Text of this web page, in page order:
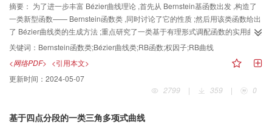
摘要： 为了进一步丰富 Bézier曲线理论 ,首先从 Bernstein基函数出发 ,构造了
一类新型函数—— Bernstein函数类 ,同时讨论了它的性质 ;然后用该类函数给出
了 Bézier曲线类的生成方法 ;重点研究了一类基于有理形式调配函数的实用曲线
—— RB曲线 ,结果表明 ,附加权因子的 RB曲线能部分克服常用的有理 Bézier曲
线的权因子的选取没有统一的规则可以遵循的局限 ,提高了曲线设计的灵活性 ;
最后给出了实例 ,并得到了可视化结果 .
关键词： Bernstein函数类;Bézier曲线类;RB函数;权因子;RB曲线
<网络PDF> <引用本文>
更新时间： 2024-05-07
2799
| 359 | 0
基于四点分段的一类三角多项式曲线